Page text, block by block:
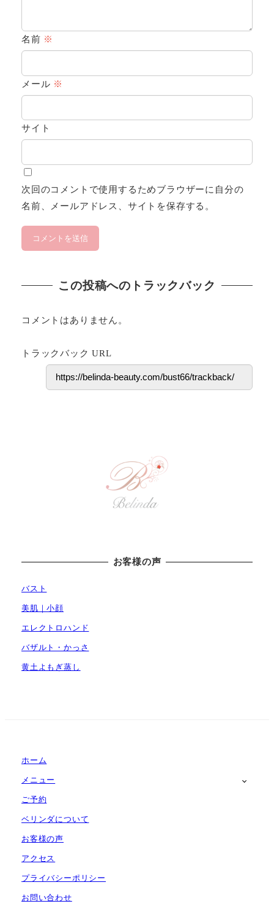
名前 ※
メール ※
サイト
次回のコメントで使用するためブラウザーに自分の
名前、メールアドレス、サイトを保存する。
この投稿へのトラックバック
コメントはありません。
トラックバック URL
お客様の声
バスト
美肌｜小顔
エレクトロハンド
バザルト・かっさ
黄土よもぎ蒸し
ホーム
メニュー
ご予約
ベリンダについて
お客様の声
アクセス
プライバシーポリシー
お問い合わせ